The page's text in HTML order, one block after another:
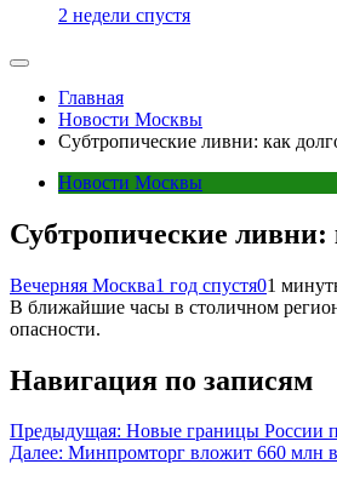
2 недели спустя
Главная
Новости Москвы
Субтропические ливни: как
Новости Москвы
Субтропические ливни:
Вечерняя Москва1 год спустя01
В ближайшие часы в столичном
опасности.
Навигация по записям
Предыдущая: Новые границы России
Далее: Минпромторг вложит 660 млн